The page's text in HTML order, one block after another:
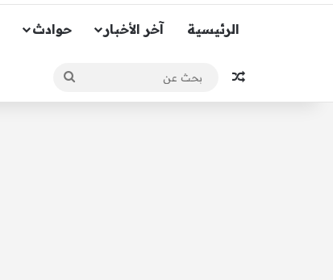
الرئيسية آخر الأخبار حوادث
مقال عشوائي
عن